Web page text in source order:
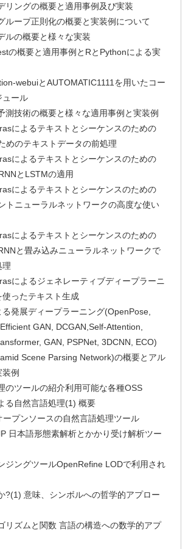
リングの概要と適用事例及び実装
ループ正則化の概要と実装例について
ルの概要と様々な実装
の概要と適用事例とRとPythonによる実
webuiとAUTOMATIC1111を用いたコー
ュール
測技術の概要と様々な適用事例と実装例
によるテキストとシーケンスのための
めのテキストデータの前処理
によるテキストとシーケンスのための
とLSTMの適用
によるテキストとシーケンスのための
トニューラルネットワークの高度な使い
によるテキストとシーケンスのための
と畳み込みニューラルネットワークで
理
によるジェネレーティブディープラーニ
ったテキスト生成
る発展ディープラーニング(OpenPose,
GAN, DCGAN,Self-Attention,
GAN, PSPNet, 3DCNN, ECO)
Scene Parsing Network)の概要とアル
例
のツールの紹介利用可能な各種OSS
る自然言語処理(1) 概要
ープンソースの自然言語処理ツール
日本語形態素解析とかかり受け解析ツー
ジングツールOpenRefine LODで利用され
?(1) 意味、シンボルへの哲学的アプロー
リズムと関数 言語の構造への数学的アプ